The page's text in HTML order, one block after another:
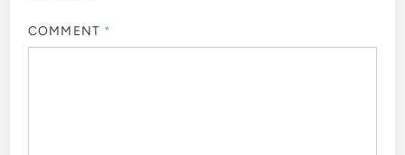
COMMENT *